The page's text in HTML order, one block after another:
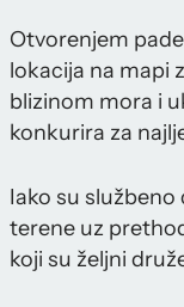
Otvorenjem
lokacija na mapi
blizinom mora i
konkurira za
Iako su službeno
terene uz
koji su željni